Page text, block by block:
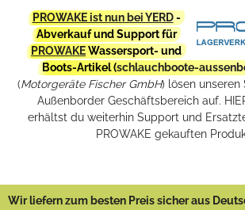
PROWAKE ist nun bei YERD-
Abverkauf und Support für
PROWAKEWassersport- und
Boots-Artikel (schlauchboote-
(Motorgeräte Fischer GmbH) lösen
Außenborder Geschäftsbereich auf.
erhältst du weiterhin Support und
PROWAKE gekauften
Wir liefern zum besten Preis sicher aus